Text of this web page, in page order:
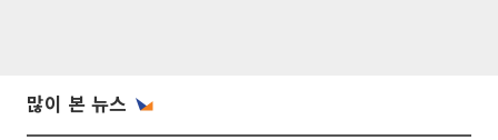
많이 본 뉴스